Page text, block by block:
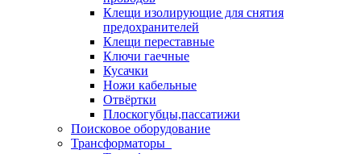
Клещи изолирующие для снятия
предохранителей
Клещи переставные
Ключи гаечные
Кусачки
Ножи кабельные
Отвёртки
Плоскогубцы,пассатижи
Поисковое оборудование
Трансформаторы